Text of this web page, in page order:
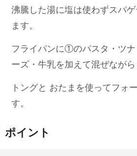
沸騰した湯に塩は使わずスパ
ます。
フライパンに①のパスタ・ツ
ーズ・牛乳を加えて混ぜなが
トングと おたまを使ってフォ
す。
ポイント